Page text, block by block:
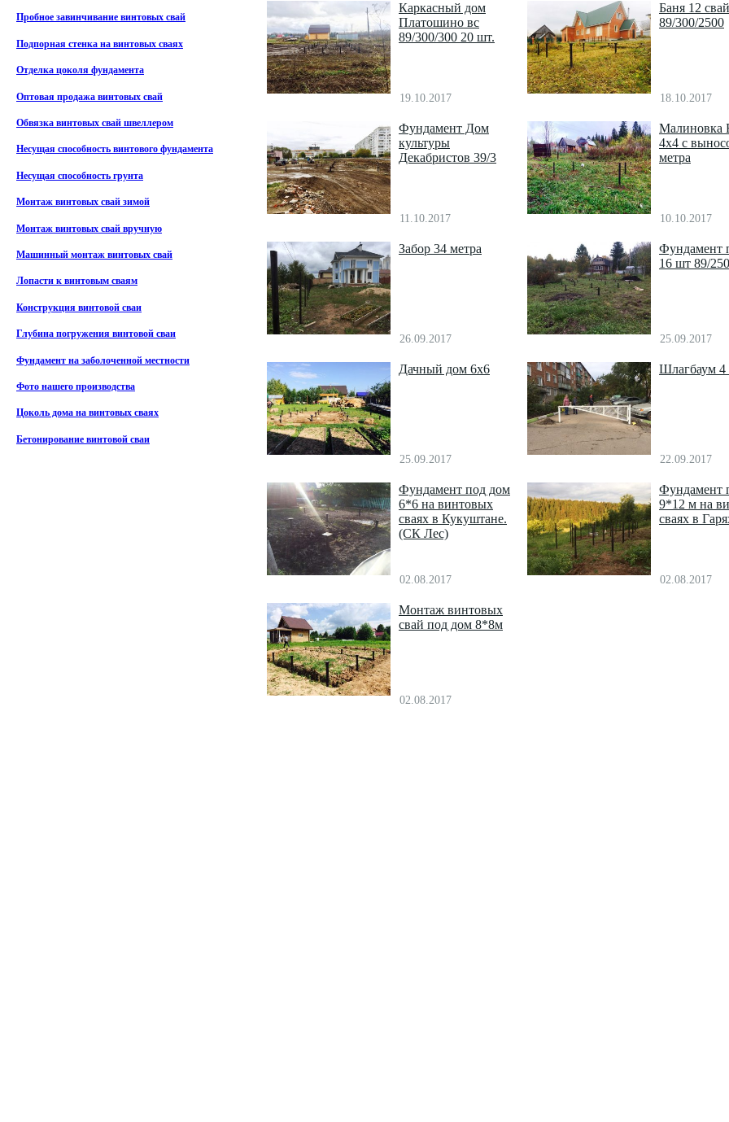
Пробное завинчивание винтовых свай
Подпорная стенка на винтовых сваях
Отделка цоколя фундамента
Оптовая продажа винтовых свай
Обвязка винтовых свай швеллером
Несущая способность винтового фундамента
Несущая способность грунта
Монтаж винтовых свай зимой
Монтаж винтовых свай вручную
Машинный монтаж винтовых свай
Лопасти к винтовым сваям
Конструкция винтовой сваи
Глубина погружения винтовой сваи
Фундамент на заболоченной местности
Фото нашего производства
Цоколь дома на винтовых сваях
Бетонирование винтовой сваи
Каркасный дом
Платошино вс
89/300/300 20 шт.
19.10.2017
Баня 12 свай
89/300/2500
18.10.2017
Фундамент Дом
культуры
Декабристов 39/3
11.10.2017
Малиновка
4х4 с
метра
10.10.2017
Забор 34 метра
26.09.2017
Фундамент
16 шт 89/
25.09.2017
Дачный дом 6х6
25.09.2017
Шлагбаум 4
22.09.2017
Фундамент под дом
6*6 на винтовых
сваях в Кукуштане.
(СК Лес)
02.08.2017
Фундамент
9*12 м на
сваях в
02.08.2017
Монтаж винтовых
свай под дом 8*8м
02.08.2017